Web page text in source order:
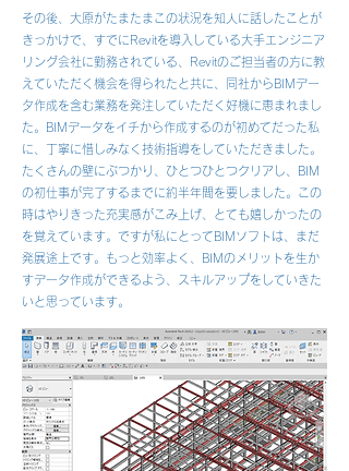
その後、大原がたまたまこの状況を知人に話したことが
きっかけで、すでにRevitを導入している大手エンジニア
リング会社に勤務されている、Revitのご担当者の方に教
えていただく機会を得られたと共に、同社からBIMデー
タ作成を含む業務を発注していただく好機に恵まれまし
た。BIMデータをイチから作成するのが初めてだった私
に、丁寧に惜しみなく技術指導をしていただきました。
たくさんの壁にぶつかり、ひとつひとつクリアし、BIM
の初仕事が完了するまでに約半年間を要しました。この
時はやりきった充実感がこみ上げ、とても嬉しかったの
を覚えています。ですが私にとってBIMソフトは、まだ
発展途上です。もっと効率よく、BIMのメリットを生か
すデータ作成ができるよう、スキルアップをしていきた
いと思っています。